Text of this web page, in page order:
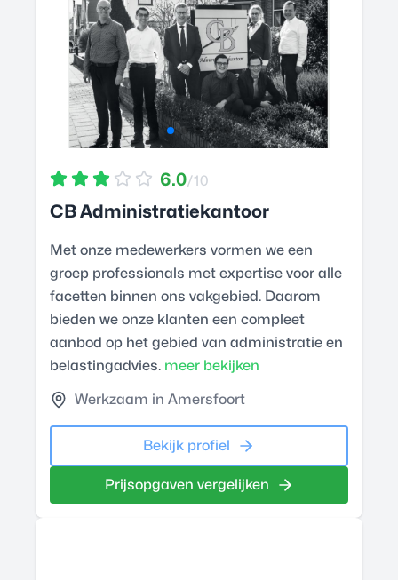
6.0/10
CB Administratiekantoor
Met onze medewerkers vormen we een
groep professionals met expertise voor alle
facetten binnen ons vakgebied. Daarom
bieden we onze klanten een compleet
aanbod op het gebied van administratie en
belastingadvies. meer bekijken
Werkzaam in Amersfoort
Bekijk profiel
Prijsopgaven vergelijken